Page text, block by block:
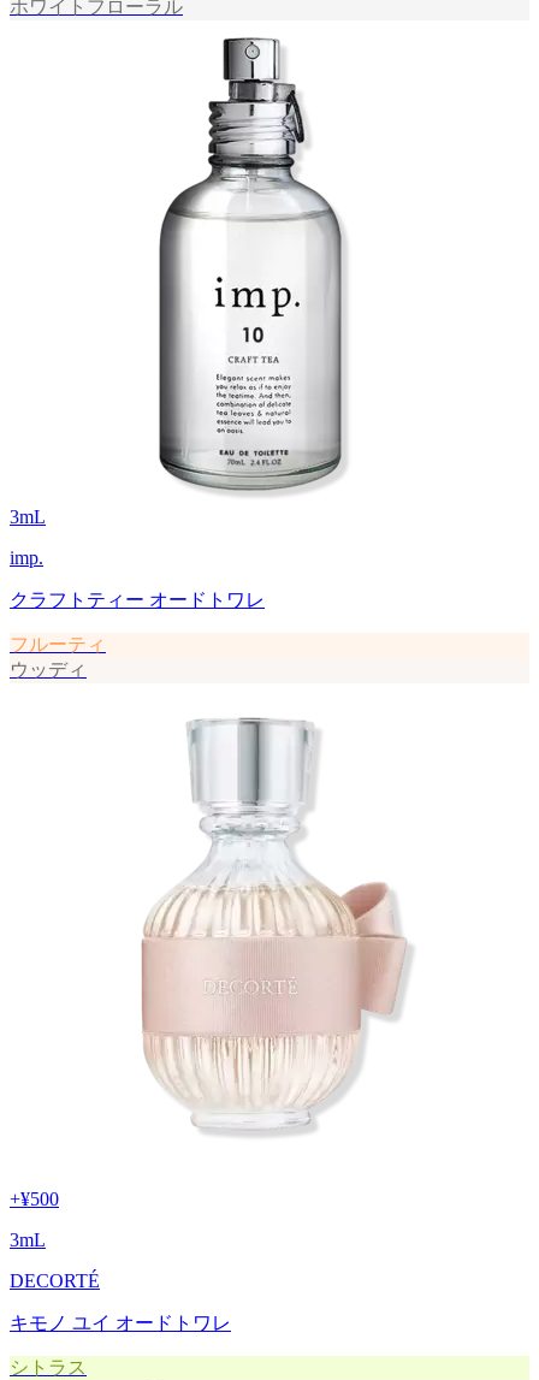
ホワイトフローラル
3mL
imp.
クラフトティー オードトワレ
フルーティ
ウッディ
+¥500
3mL
DECORTÉ
キモノ ユイ オードトワレ
シトラス